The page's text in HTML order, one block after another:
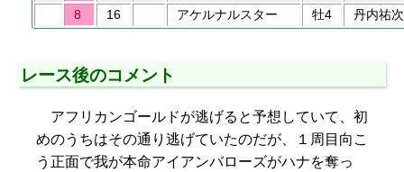
8
16 アケルナルスター 牡4 丹内祐次
レース後のコメント
アフリカンゴールドが逃げると予想していて、初
めのうちはその通り逃げていたのだが、１周目向こ
う正面で我が本命アイアンバローズがハナを奪っ